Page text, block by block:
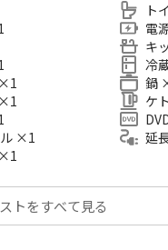
×1
×1
×1
×1
ト
電
キ
冷
鍋
ケ
延
トをすべて見る